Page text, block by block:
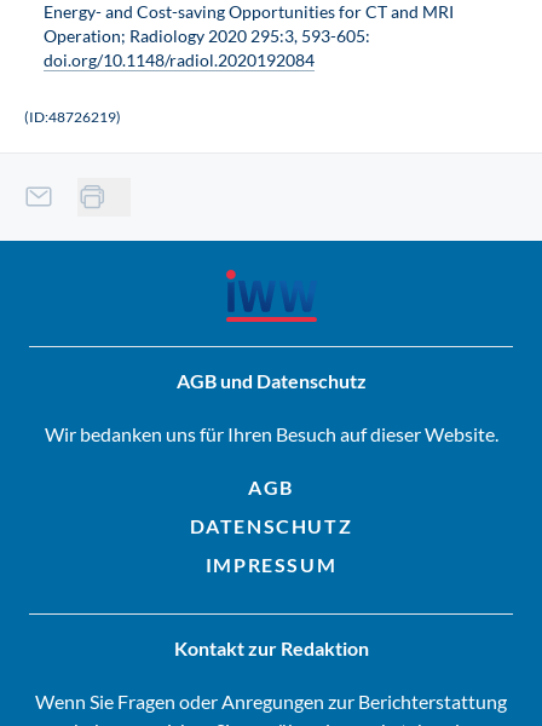
Energy- and Cost-saving Opportunities for CT and MRI
Operation; Radiology 2020 295:3, 593-605:
doi.org/10.1148/radiol.2020192084
(ID:48726219)
AGB und Datenschutz
Wir bedanken uns für Ihren Besuch auf dieser Website.
AGB
DATENSCHUTZ
IMPRESSUM
Kontakt zur Redaktion
Wenn Sie Fragen oder Anregungen zur Berichterstattung